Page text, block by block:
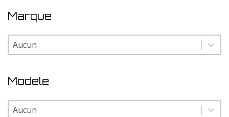
Marque
Marque
Marque
Modele
Modele
Modele